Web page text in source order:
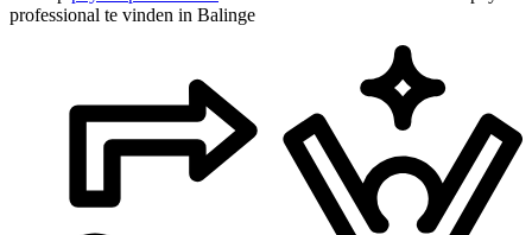
professional te vinden in Balinge